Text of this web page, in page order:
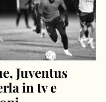
Juventus
in tv e